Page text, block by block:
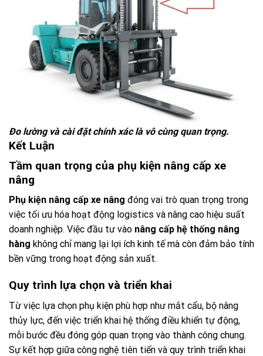
Đo lường và cài đặt chính xác là vô cùng quan trọng.
Kết Luận
Tầm quan trọng của phụ kiện nâng cấp xe
nâng
Phụ kiện nâng cấp xe nâng đóng vai trò quan trọng trong
việc tối ưu hóa hoạt động logistics và nâng cao hiệu suất
doanh nghiệp. Việc đầu tư vào nâng cấp hệ thống nâng
hàng không chỉ mang lại lợi ích kinh tế mà còn đảm bảo tính
bền vững trong hoạt động sản xuất.
Quy trình lựa chọn và triển khai
Từ việc lựa chọn phụ kiện phù hợp như mắt cẩu, bộ nâng
thủy lực, đến việc triển khai hệ thống điều khiển tự động,
mỗi bước đều đóng góp quan trọng vào thành công chung.
Sự kết hợp giữa công nghệ tiên tiến và quy trình triển khai